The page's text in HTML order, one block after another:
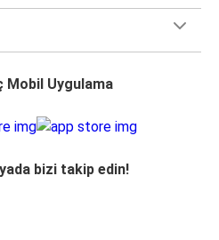
Mobil Uygulama
bizi takip edin!